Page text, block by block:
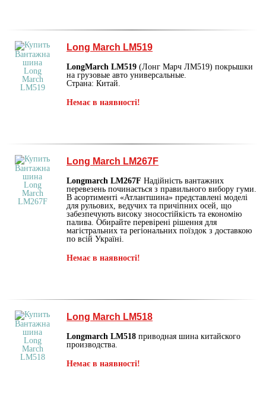
Long March LM519
LongMarch LM519 (Лонг Марч ЛМ519) покрышки
на грузовые авто универсальные.
Страна: Китай.
Немає в наявності!
Long March LM267F
Longmarch LM267F Надійність вантажних
перевезень починається з правильного вибору гуми.
В асортименті «Атлантшина» представлені моделі
для рульових, ведучих та причіпних осей, що
забезпечують високу зносостійкість та економію
палива. Обирайте перевірені рішення для
магістральних та регіональних поїздок з доставкою
по всій Україні.
Немає в наявності!
Long March LM518
Longmarch LM518 приводная шина китайского
производства.
Немає в наявності!